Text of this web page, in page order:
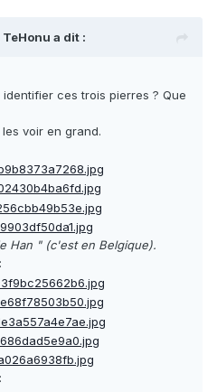
a dit :
ces trois pierres ? Que
voir en grand.
Han " (c'est en Belgique).